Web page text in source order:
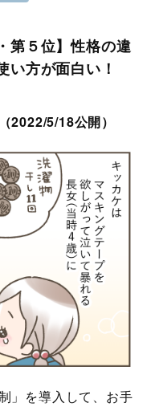
第５位】性格の違
い方が面白い！
5/18公開）
」を導入して、お手